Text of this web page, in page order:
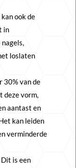
ook de
in
loslaten
30% van de
deze vorm,
aantast en
kan leiden
verminderde
Dit is een